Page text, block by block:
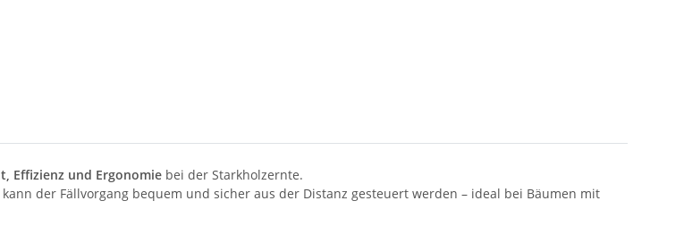
Effizienz und Ergonomie bei der Starkholzernte.
kann der Fällvorgang bequem und sicher aus der Distanz gesteuert werden – ideal bei Bäumen mit